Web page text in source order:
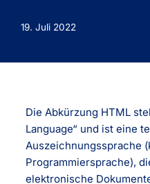
19. Juli 2022
Die Abkürzung HTML
Language“ und ist eine
Auszeichnungssprache
Programmiersprache),
elektronische